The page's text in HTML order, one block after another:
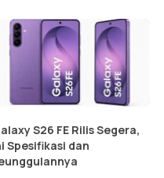
S26 FE Rilis Segera,
Spesifikasi dan